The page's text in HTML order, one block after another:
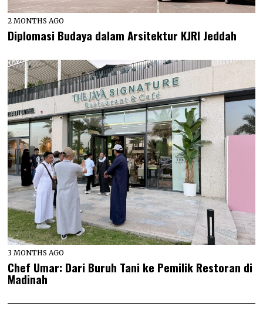
2 MONTHS AGO
Diplomasi Budaya dalam Arsitektur KJRI Jeddah
3 MONTHS AGO
Chef Umar: Dari Buruh Tani ke Pemilik Restoran di
Madinah